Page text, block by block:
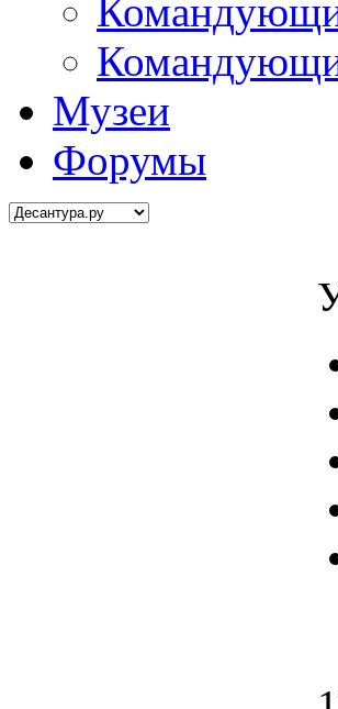
Музеи
Форумы